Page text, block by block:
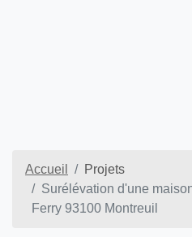
Accueil
Projets
Surélévation d'une
Ferry 93100 Montreuil